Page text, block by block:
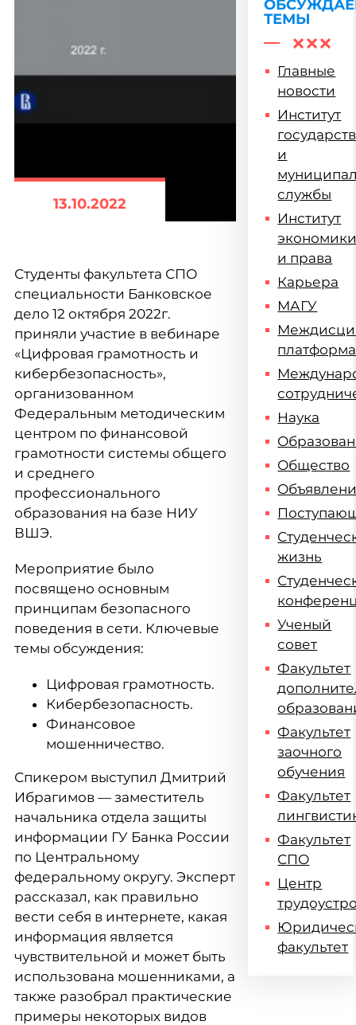
13.10.2022
Студенты факультета СПО
специальности Банковское
дело 12 октября 2022г.
приняли участие в вебинаре
«Цифровая грамотность и
кибербезопасность»,
организованном
Федеральным методическим
центром по финансовой
грамотности системы общего
и среднего
профессионального
образования на базе НИУ
ВШЭ.
Мероприятие было
посвящено основным
принципам безопасного
поведения в сети. Ключевые
темы обсуждения:
Цифровая грамотность.
Кибербезопасность.
Финансовое
мошенничество.
Спикером выступил Дмитрий
Ибрагимов — заместитель
начальника отдела защиты
информации ГУ Банка России
по Центральному
федеральному округу. Эксперт
рассказал, как правильно
вести себя в интернете, какая
информация является
чувствительной и может быть
использована мошенниками, а
также разобрал практические
примеры некоторых видов
ТЕМЫ
Главные
новости
Институт
и
службы
Институт
и права
Карьера
МАГУ
платформа
Наука
Общество
жизнь
Ученый
совет
Факультет
Факультет
заочного
обучения
Факультет
Факультет
СПО
Центр
факультет